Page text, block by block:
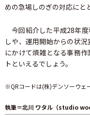
めの急場しのぎの対応にと
今回紹介した平成28年
しや、運用開始からの状
にかけて煩雑となる事務
トといえるでしょう。
※QRコードは(株)デンソーウェ
執筆＝北川 ワタル（studio